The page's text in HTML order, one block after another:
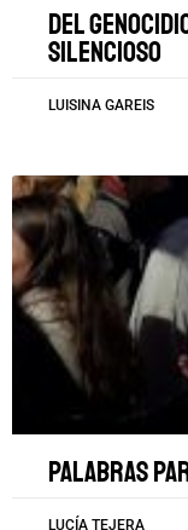
Del
silencioso
LUISINA GAREIS
Palabras
LUCÍA TEJERA